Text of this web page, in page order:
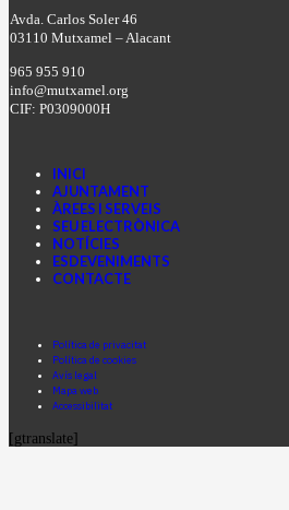
Avda. Carlos Soler 46
03110 Mutxamel – Alacant
965 955 910
info@mutxamel.org
CIF: P0309000H
INICI
AJUNTAMENT
ÀREES I SERVEIS
SEU ELECTRÒNICA
NOTÍCIES
ESDEVENIMENTS
CONTACTE
Política de privacitat
Política de cookies
Avís legal
Mapa web
Accessibilitat
[gtranslate]